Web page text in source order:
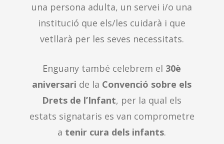
una persona adulta, un servei i/o una
institució que els/les cuidarà i que
vetllarà per les seves necessitats.
Enguany també celebrem el 30è
aniversari de la Convenció sobre els
Drets de l’Infant, per la qual els
estats signataris es van comprometre
a tenir cura dels infants.